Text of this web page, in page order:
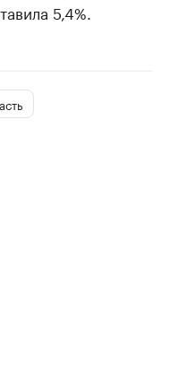
5,4%.